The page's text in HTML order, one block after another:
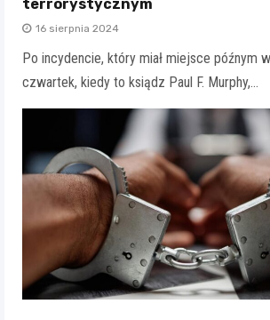
terrorystycznym
16 sierpnia 2024
Po incydencie, który miał miejsce późnym
czwartek, kiedy to ksiądz Paul F. Murphy,…